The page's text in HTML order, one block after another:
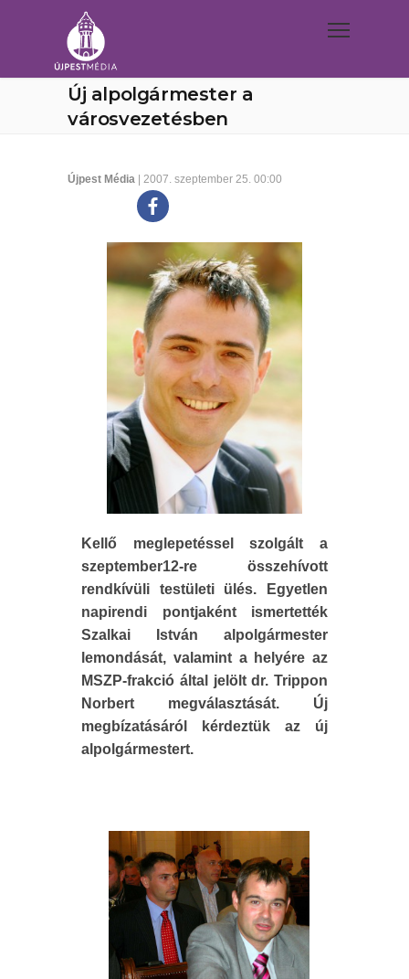
Új alpolgármester a
városvezetésben
Újpest Média | 2007. szeptember 25. 00:00
Kellő meglepetéssel szolgált a
szeptember12-re összehívott
rendkívüli testületi ülés. Egyetlen
napirendi pontjaként ismertették
Szalkai István alpolgármester
lemondását, valamint a helyére az
MSZP-frakció által jelölt dr. Trippon
Norbert megválasztását. Új
megbízatásáról kérdeztük az új
alpolgármestert.